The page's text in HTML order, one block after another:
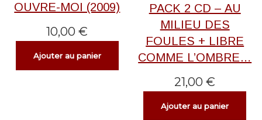
OUVRE-MOI (2009)
10,00€
Ajouter au panier
PACK 2 CD – AU
MILIEU DES
FOULES + LIBRE
COMME L’OMBRE…
21,00€
Ajouter au panier